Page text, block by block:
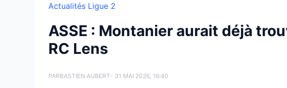
Actualités Ligue 2
ASSE : Montanier aurait déjà
RC Lens
PARBASTIEN AUBERT- 31 MAI 2026, 16:40